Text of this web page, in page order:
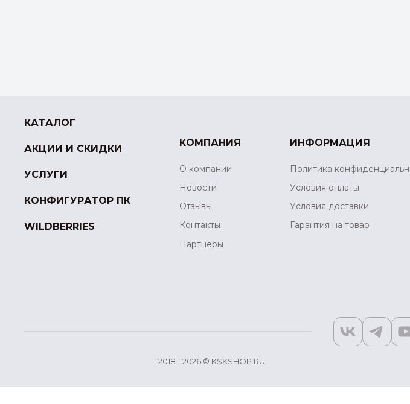
КАТАЛОГ
АКЦИИ И СКИДКИ
УСЛУГИ
КОНФИГУРАТОР ПК
WILDBERRIES
КОМПАНИЯ
О компании
Новости
Отзывы
Контакты
Партнеры
ИНФОРМАЦИЯ
Политика
Условия оплаты
Условия доставки
Гарантия на товар
2018 - 2026 © KSKSHOP.RU